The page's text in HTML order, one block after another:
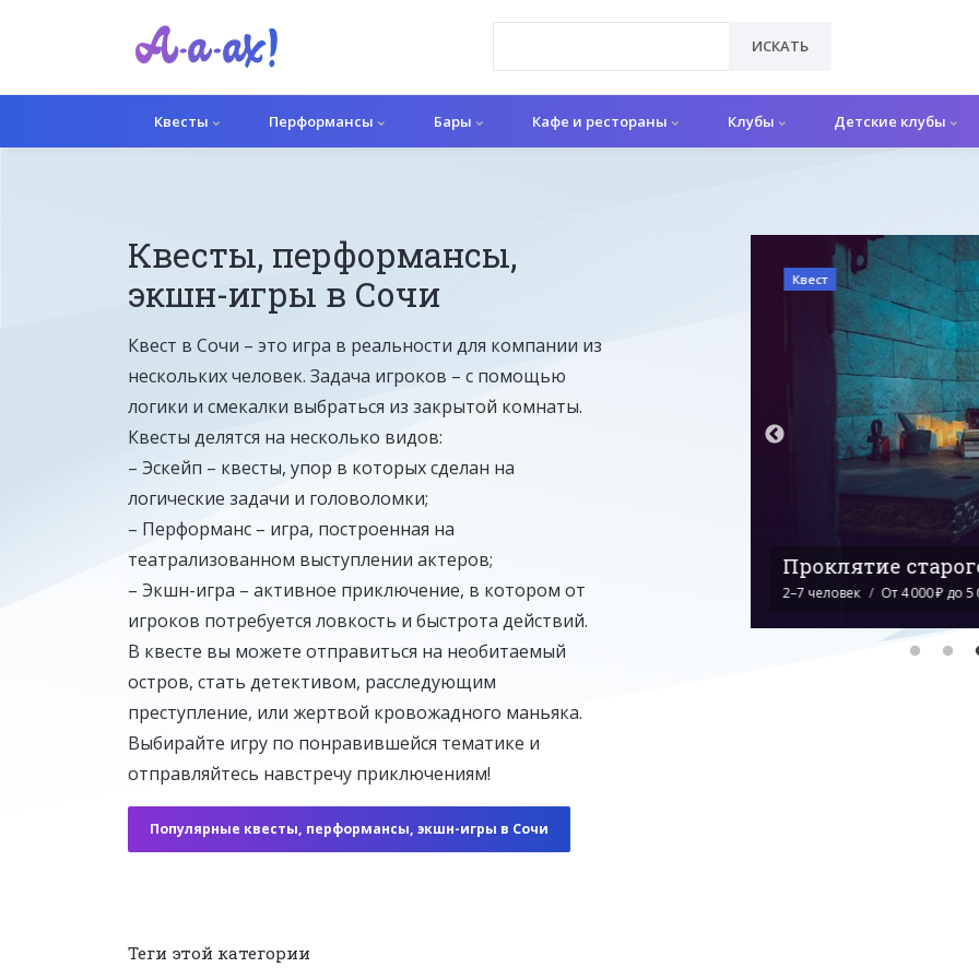
ИСКАТЬ
Квесты Перформансы Бары Кафе и рестораны Клубы Детские клубы
Квесты, перформансы,
экшн-игры в Сочи
Квест в Сочи – это игра в реальности для компании из
нескольких человек. Задача игроков – с помощью
логики и смекалки выбраться из закрытой комнаты.
Квесты делятся на несколько видов:
– Эскейп – квесты, упор в которых сделан на
логические задачи и головоломки;
– Перформанс – игра, построенная на
театрализованном выступлении актеров;
– Экшн-игра – активное приключение, в котором от
игроков потребуется ловкость и быстрота действий.
В квесте вы можете отправиться на необитаемый
остров, стать детективом, расследующим
преступление, или жертвой кровожадного маньяка.
Выбирайте игру по понравившейся тематике и
отправляйтесь навстречу приключениям!
Популярные квесты, перформансы, экшн-игры в Сочи
Ролевой квест
Джеймс Бонд
2–7 человек От 4 500 ₽ до 6 000 ₽
Квест
Проклятие
2–7 человек От 4 000 ₽ до 5
Теги этой категории